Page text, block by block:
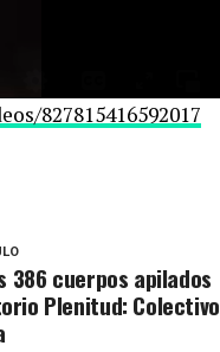
827815416592017
386 cuerpos apilados
Plenitud: Colectivo